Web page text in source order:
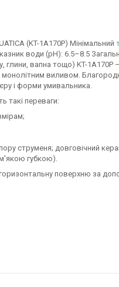
(KT-1A170P) Мінімальний
води (pH): 6.5–8.5
глини, вапна тощо) KT-
монолітним виливом.
і форми умивальника.
такі переваги:
струменя; довговічний
губкою).
поверхню за